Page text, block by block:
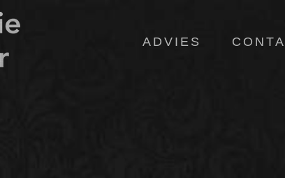
ADVIES